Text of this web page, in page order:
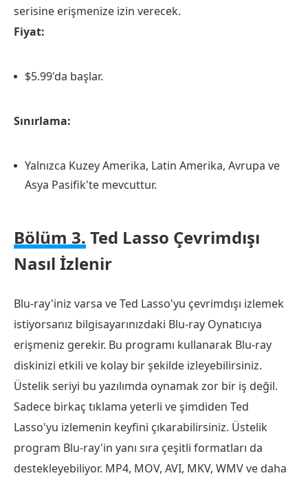
serisine erişmenize izin verecek.
Fiyat:
$5.99'da başlar.
Sınırlama:
Yalnızca Kuzey Amerika, Latin Amerika, Avrupa ve
Asya Pasifik'te mevcuttur.
Bölüm 3. Ted Lasso Çevrimdışı
Nasıl İzlenir
Blu-ray'iniz varsa ve Ted Lasso'yu çevrimdışı izlemek
istiyorsanız bilgisayarınızdaki Blu-ray Oynatıcıya
erişmeniz gerekir. Bu programı kullanarak Blu-ray
diskinizi etkili ve kolay bir şekilde izleyebilirsiniz.
Üstelik seriyi bu yazılımda oynamak zor bir iş değil.
Sadece birkaç tıklama yeterli ve şimdiden Ted
Lasso'yu izlemenin keyfini çıkarabilirsiniz. Üstelik
program Blu-ray'in yanı sıra çeşitli formatları da
destekleyebiliyor. MP4, MOV, AVI, MKV, WMV ve daha